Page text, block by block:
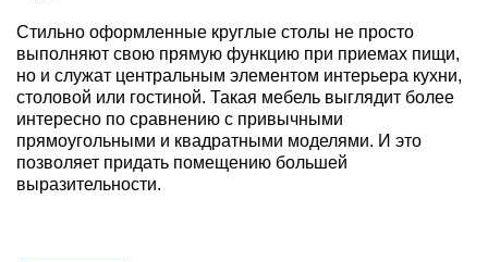
Стильно оформленные круглые столы не просто
выполняют свою прямую функцию при приемах пищи,
но и служат центральным элементом интерьера кухни,
столовой или гостиной. Такая мебель выглядит более
интересно по сравнению с привычными
прямоугольными и квадратными моделями. И это
позволяет придать помещению большей
выразительности.